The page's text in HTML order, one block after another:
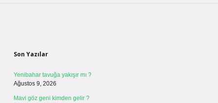
Son Yazılar
Yenibahar tavuğa yakışır mı ?
Ağustos 9, 2026
Mavi göz geni kimden gelir ?